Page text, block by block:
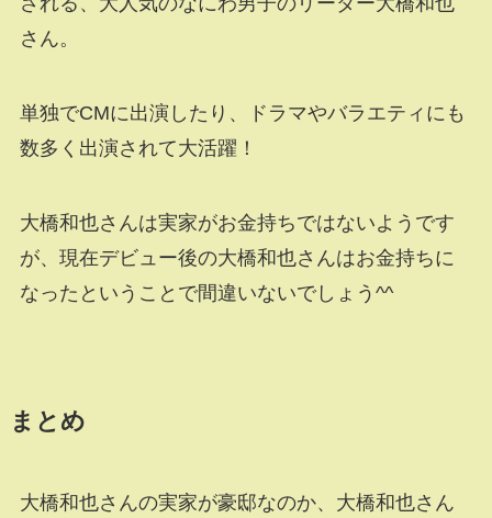
さん。
単独でCMに出演したり、ドラマやバラエティにも
数多く出演されて大活躍！
大橋和也さんは実家がお金持ちではないようです
が、現在デビュー後の大橋和也さんはお金持ちに
なったということで間違いないでしょう^^
まとめ
大橋和也さんの実家が豪邸なのか、大橋和也さん